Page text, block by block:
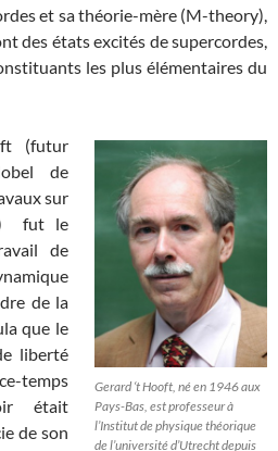
et sa théorie-mère (M-theory),
des états excités de supercordes,
les plus élémentaires du
Gerard ‘t Hooft, né en 1946 aux
Pays-Bas, est professeur à
l’Institut de physique théorique
de l’université d’Utrecht depuis
(futur
de
sur
fut le
de
de la
que le
liberté
temps
était
de son